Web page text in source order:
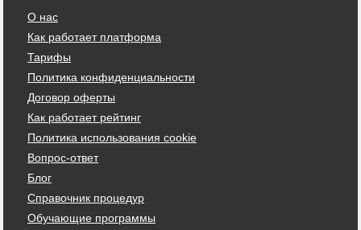
О нас
Как работает платформа
Тарифы
Политика конфиденциальности
Договор оферты
Как работает рейтинг
Политика использования cookie
Вопрос-ответ
Блог
Справочник процедур
Обучающие программы